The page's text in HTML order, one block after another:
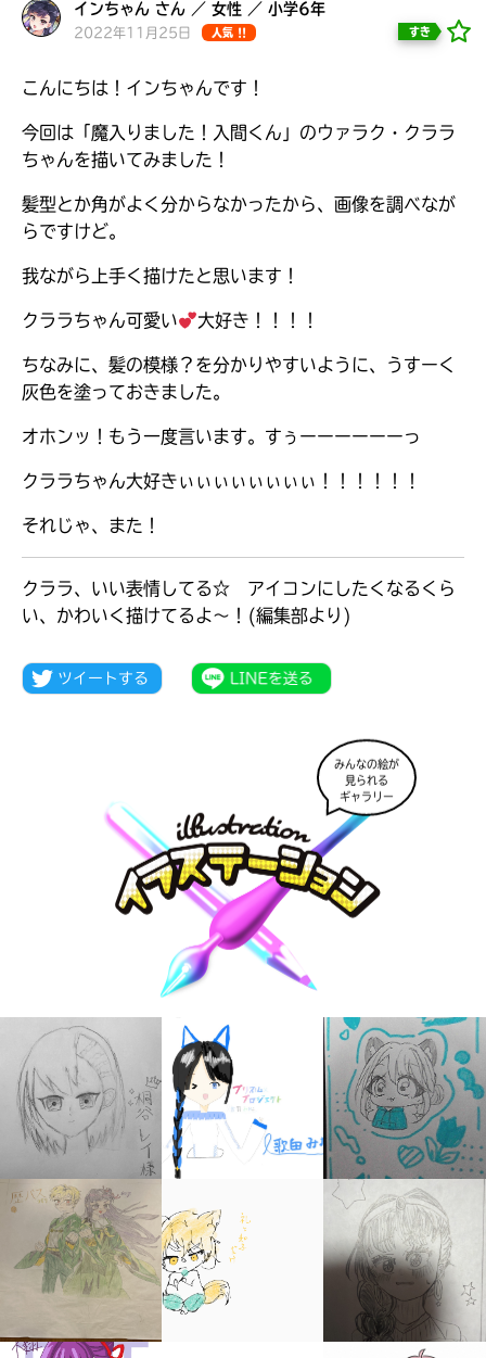
大人気
キミノラジオ配信中！
いろんな動画が
見られる
インちゃん さん ／ 女性 ／ 小学6年
2022年11月25日 人気 !! すき
こんにちは！インちゃんです！
今回は「魔入りました！入間くん」のウァラク・クララ
ちゃんを描いてみました！
髪型とか角がよく分からなかったから、画像を調べなが
らですけど。
我ながら上手く描けたと思います！
クララちゃん可愛い 大好き！！！！
ちなみに、髪の模様？を分かりやすいように、うすーく
灰色を塗っておきました。
オホンッ！もう一度言います。すぅーーーーーーっ
クララちゃん大好きぃぃぃぃぃぃぃぃ！！！！！！
それじゃ、また！
クララ、いい表情してる☆ アイコンにしたくなるくら
い、かわいく描けてるよ～！(編集部より)
みんなの絵が
見られる
ギャラリー